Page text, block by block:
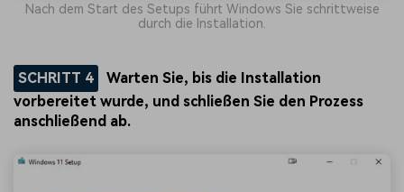
Nach dem Start des Setups führt Windows Sie schrittweise
durch die Installation.
SCHRITT 4
Warten Sie, bis die Installation
vorbereitet wurde, und schließen Sie den Prozess
anschließend ab.